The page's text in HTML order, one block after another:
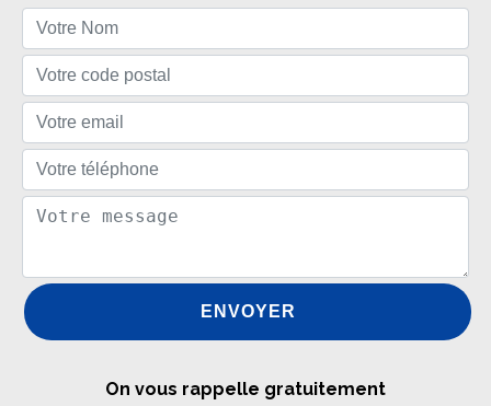
On vous rappelle gratuitement